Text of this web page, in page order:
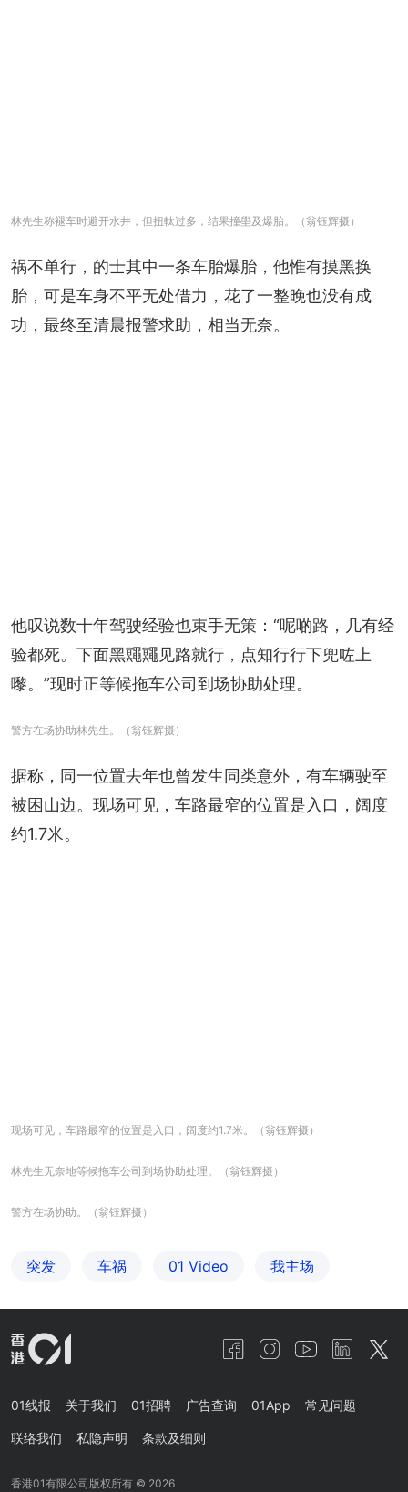
林先生称褪车时避开水井，但扭軚过多，结果撞壆及爆胎。（翁钰辉摄）
祸不单行，的士其中一条车胎爆胎，他惟有摸黑换
胎，可是车身不平无处借力，花了一整晚也没有成
功，最终至清晨报警求助，相当无奈。
他叹说数十年驾驶经验也束手无策：“呢啲路，几有经
验都死。下面黑鼆鼆见路就行，点知行行下兜咗上
嚟。”现时正等候拖车公司到场协助处理。
警方在场协助林先生。（翁钰辉摄）
据称，同一位置去年也曾发生同类意外，有车辆驶至
被困山边。现场可见，车路最窄的位置是入口，阔度
约1.7米。
现场可见，车路最窄的位置是入口，阔度约1.7米。（翁钰辉摄）
林先生无奈地等候拖车公司到场协助处理。（翁钰辉摄）
警方在场协助。（翁钰辉摄）
突发 车祸 01 Video 我主场
01线报 关于我们 01招聘 广告查询 01App 常见问题
联络我们 私隐声明 条款及细则
香港01有限公司版权所有 © 2026